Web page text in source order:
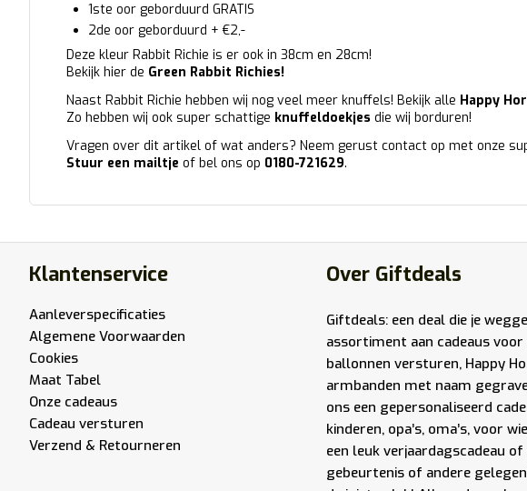
1ste oor geborduurd GRATIS
2de oor geborduurd + €2,-
Deze kleur Rabbit Richie is er ook in 38cm en 28cm!
Bekijk hier de Green Rabbit Richies!
Naast Rabbit Richie hebben wij nog veel meer knuffels! Bekijk alle Happy
Zo hebben wij ook super schattige knuffeldoekjes die wij borduren!
Vragen over dit artikel of wat anders? Neem gerust contact op met onze
Stuur een mailtje of bel ons op 0180-721629.
Klantenservice
Aanleverspecificaties
Algemene Voorwaarden
Cookies
Maat Tabel
Onze cadeaus
Cadeau versturen
Verzend & Retourneren
Over Giftdeals
Giftdeals: een deal die je
assortiment aan cadeaus voor
ballonnen versturen, Happy
armbanden met naam
ons een gepersonaliseerd
kinderen, opa’s, oma’s, voor
een leuk verjaardagscadeau
gebeurtenis of andere